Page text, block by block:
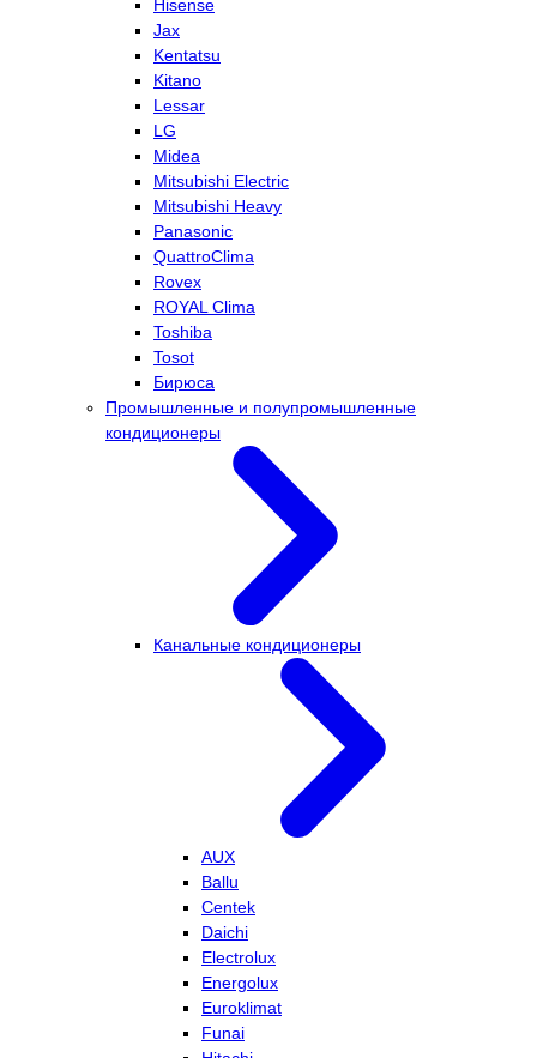
Hisense
Jax
Kentatsu
Kitano
Lessar
LG
Midea
Mitsubishi Electric
Mitsubishi Heavy
Panasonic
QuattroClima
Rovex
ROYAL Clima
Toshiba
Tosot
Бирюса
Промышленные и полупромышленные
кондиционеры
Канальные кондиционеры
AUX
Ballu
Centek
Daichi
Electrolux
Energolux
Euroklimat
Funai